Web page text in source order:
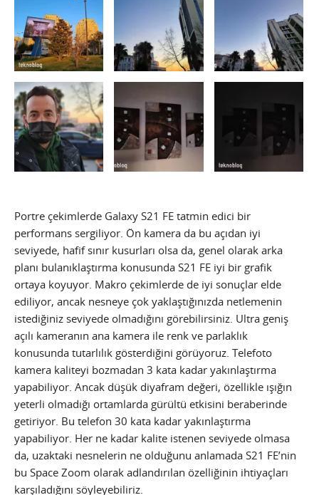
Portre çekimlerde Galaxy S21 FE tatmin edici bir
performans sergiliyor. Ön kamera da bu açıdan iyi
seviyede, hafif sınır kusurları olsa da, genel olarak arka
planı bulanıklaştırma konusunda S21 FE iyi bir grafik
ortaya koyuyor. Makro çekimlerde de iyi sonuçlar elde
ediliyor, ancak nesneye çok yaklaştığınızda netlemenin
istediğiniz seviyede olmadığını görebilirsiniz. Ultra geniş
açılı kameranın ana kamera ile renk ve parlaklık
konusunda tutarlılık gösterdiğini görüyoruz. Telefoto
kamera kaliteyi bozmadan 3 kata kadar yakınlaştırma
yapabiliyor. Ancak düşük diyafram değeri, özellikle ışığın
yeterli olmadığı ortamlarda gürültü etkisini beraberinde
getiriyor. Bu telefon 30 kata kadar yakınlaştırma
yapabiliyor. Her ne kadar kalite istenen seviyede olmasa
da, uzaktaki nesnelerin ne olduğunu anlamada S21 FE’nin
bu Space Zoom olarak adlandırılan özelliğinin ihtiyaçları
karşıladığını söyleyebiliriz.